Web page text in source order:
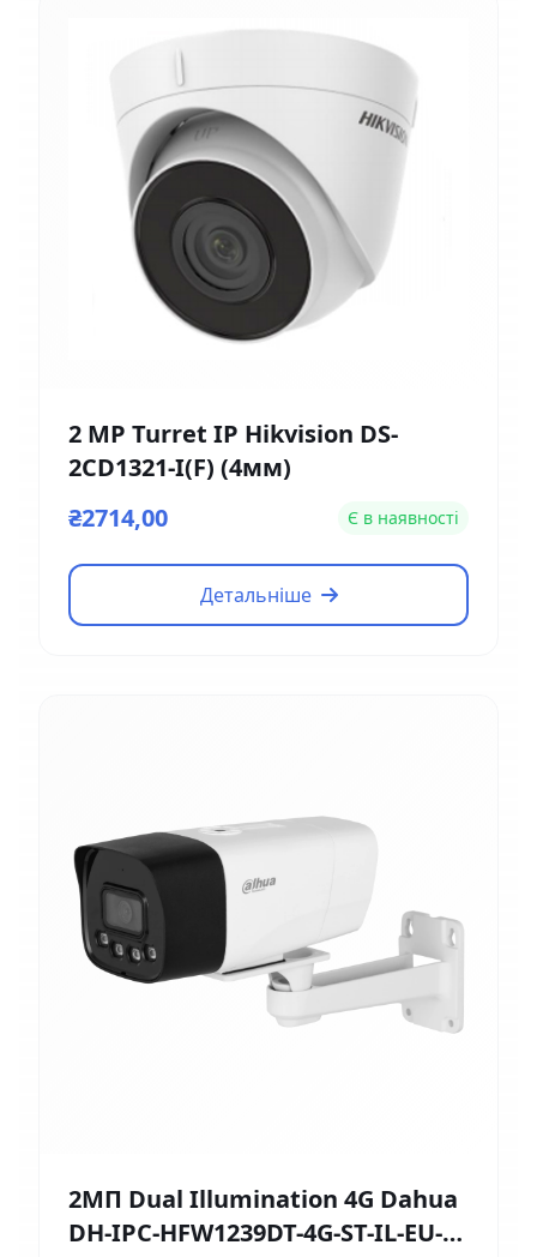
2 MP Turret IP Hikvision DS-
2CD1321-I(F) (4мм)
₴2714,00
Є в наявності
Детальніше
2МП Dual Illumination 4G Dahua
DH-IPC-HFW1239DT-4G-ST-IL-EU-B